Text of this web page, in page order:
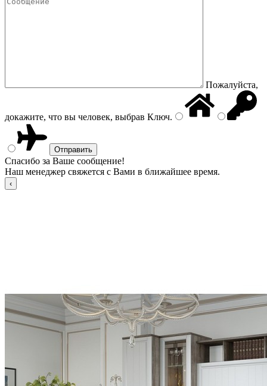
Пожалуйста,
докажите, что вы человек, выбрав Ключ.
Спасибо за Ваше сообщение!
Наш менеджер свяжется с Вами в ближайшее время.